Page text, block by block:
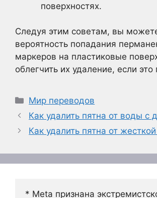
поверхностях.
Следуя этим советам, вы
вероятность попадания
маркеров на пластиковые
облегчить их удаление, если это
Рубрики
Мир переводов
Как удалить пятна от воды с
Как удалить пятна от
* Meta признана